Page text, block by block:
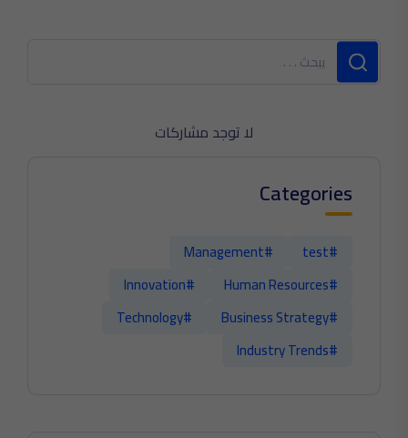
لا توجد مشاركات
Categories
#test
#Management
#Human Resources
#Innovation
#Business Strategy
#Technology
#Industry Trends